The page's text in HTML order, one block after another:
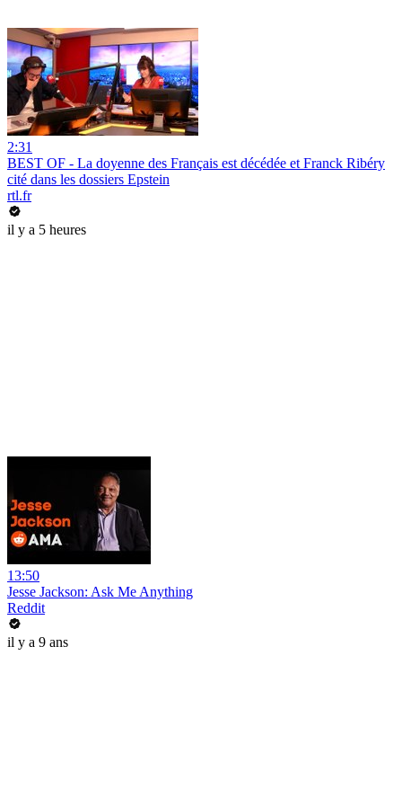
2:31
BEST OF - La doyenne des Français est décédée et Franck Ribéry
cité dans les dossiers Epstein
rtl.fr
il y a 5 heures
13:50
Jesse Jackson: Ask Me Anything
Reddit
il y a 9 ans